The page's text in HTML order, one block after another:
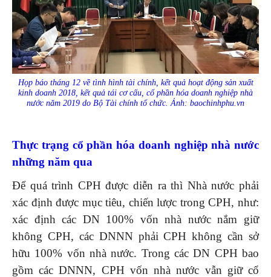
Họp báo tháng 12 về tình hình tài chính, kết quả hoạt động sản xuất
kinh doanh 2018, kết quả tái cơ cấu, cổ phần hóa doanh nghiệp nhà
nước năm 2019 do Bộ Tài chính tổ chức. Ảnh: baochinhphu.vn
Thực trạng cổ phần hóa doanh nghiệp nhà nước
những năm qua
Để quá trình CPH được diễn ra thì Nhà nước phải
xác định được mục tiêu, chiến lược trong CPH, như:
xác định các DN 100% vốn nhà nước nắm giữ
không CPH, các DNNN phải CPH không cần sở
hữu 100% vốn nhà nước. Trong các DN CPH bao
gồm các DNNN, CPH vốn nhà nước vẫn giữ cổ